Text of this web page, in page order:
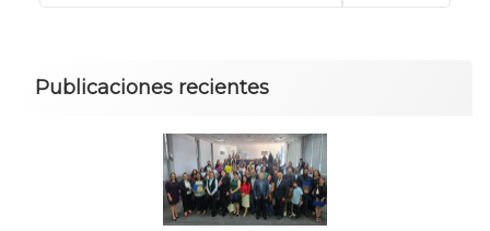
Publicaciones recientes